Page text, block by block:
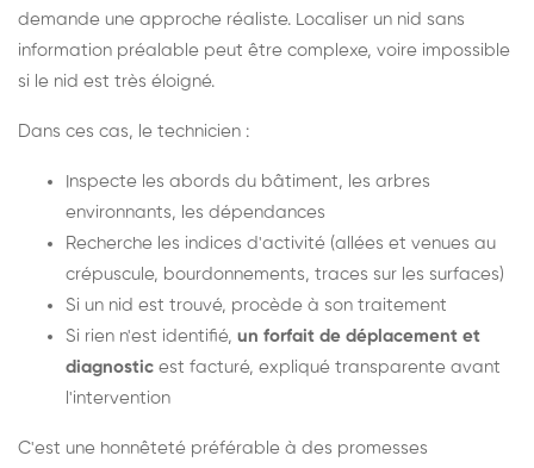
demande une approche réaliste. Localiser un nid sans
information préalable peut être complexe, voire impossible
si le nid est très éloigné.
Dans ces cas, le technicien :
Inspecte les abords du bâtiment, les arbres
environnants, les dépendances
Recherche les indices d'activité (allées et venues au
crépuscule, bourdonnements, traces sur les surfaces)
Si un nid est trouvé, procède à son traitement
Si rien n'est identifié, un forfait de déplacement et
diagnostic est facturé, expliqué transparente avant
l'intervention
C'est une honnêteté préférable à des promesses